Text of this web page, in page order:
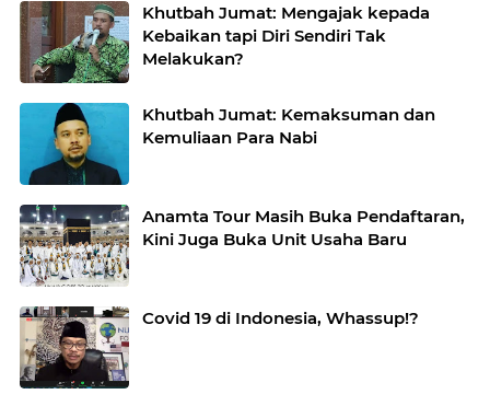
Khutbah Jumat: Mengajak kepada
Kebaikan tapi Diri Sendiri Tak
Melakukan?
Khutbah Jumat: Kemaksuman dan
Kemuliaan Para Nabi
Anamta Tour Masih Buka Pendaftaran,
Kini Juga Buka Unit Usaha Baru
Covid 19 di Indonesia, Whassup!?